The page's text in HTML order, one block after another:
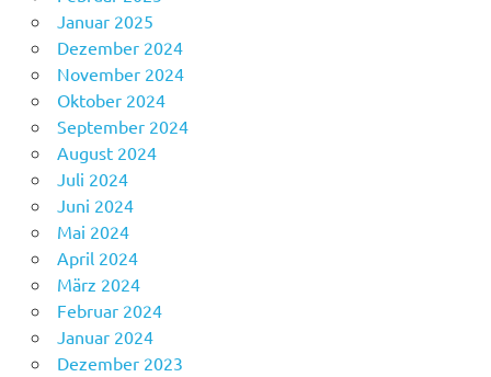
Januar 2025
Dezember 2024
November 2024
Oktober 2024
September 2024
August 2024
Juli 2024
Juni 2024
Mai 2024
April 2024
März 2024
Februar 2024
Januar 2024
Dezember 2023